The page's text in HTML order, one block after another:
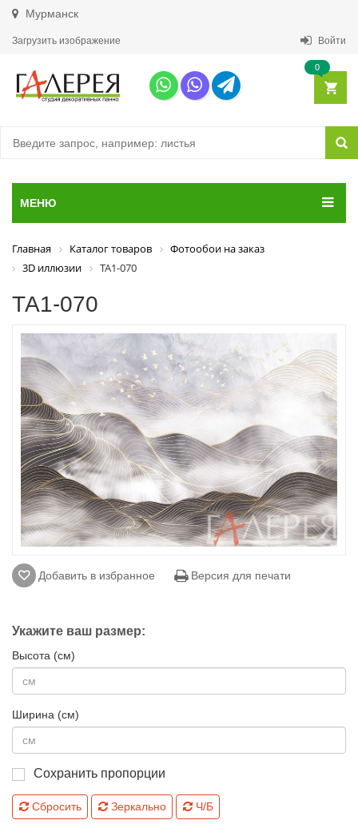
Мурманск
Загрузить изображение Войти
0
МЕНЮ
Главная Каталог товаров
Фотообои на заказ
3D иллюзии
ТА1-070
ТА1-070
Добавить в избранное Версия для печати
Укажите ваш размер:
Высота (см)
Ширина (см)
Сохранить пропорции
Сбросить Зеркально Ч/Б